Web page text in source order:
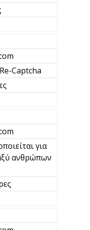
Captcha
για
ανθρώπων